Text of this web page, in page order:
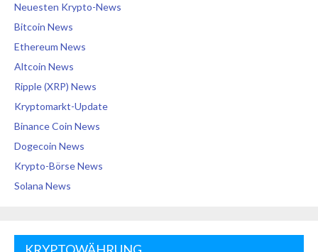
Neuesten Krypto-News
Bitcoin News
Ethereum News
Altcoin News
Ripple (XRP) News
Kryptomarkt-Update
Binance Coin News
Dogecoin News
Krypto-Börse News
Solana News